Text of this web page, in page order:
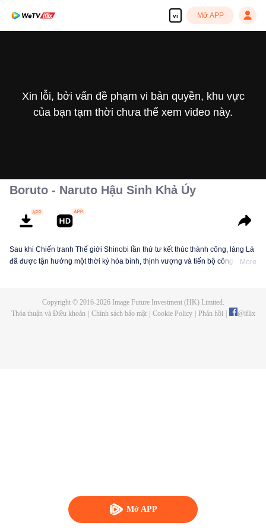
vi Mở APP
Mở APP
Xin lỗi, bởi vấn đề phạm vi bản quyền, khu vực
của bạn tạm thời chưa thể xem video này.
Boruto - Naruto Hậu Sinh Khả Úy
Sau khi Chiến tranh Thế giới Shinobi lần thứ tư kết thúc thành công, làng Lá
đã được tận hưởng một thời kỳ hòa bình, thịnh vượng và tiến bộ công nghệ
Dưới sự giám sát của Naruto và những người đồng đội cũ của cậu, một thế
More
Copyright © 2016-2026Image Future Investment (HK) Limited.
Thỏa thuận và Điều khoản
Chính sách bảo mật Cookie Policy Phản hồi @iflix